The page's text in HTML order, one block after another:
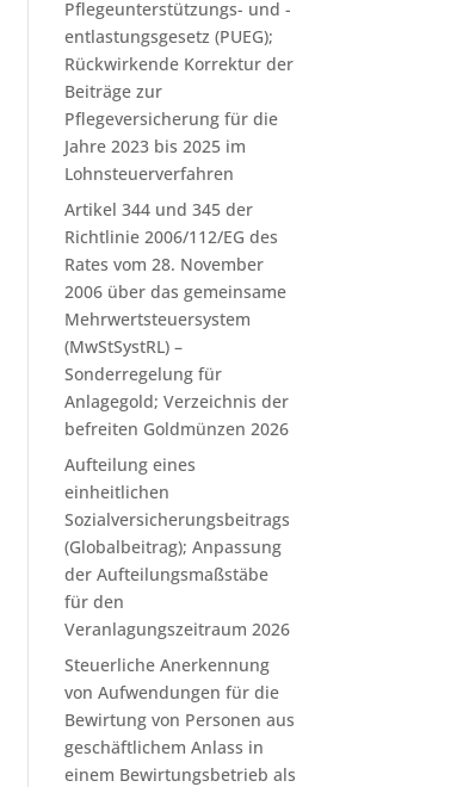
Pflegeunterstützungs- und -
entlastungsgesetz (PUEG);
Rückwirkende Korrektur der
Beiträge zur
Pflegeversicherung für die
Jahre 2023 bis 2025 im
Lohnsteuerverfahren
Artikel 344 und 345 der
Richtlinie 2006/112/EG des
Rates vom 28. November
2006 über das gemeinsame
Mehrwertsteuersystem
(MwStSystRL) –
Sonderregelung für
Anlagegold; Verzeichnis der
befreiten Goldmünzen 2026
Aufteilung eines
einheitlichen
Sozialversicherungsbeitrags
(Globalbeitrag); Anpassung
der Aufteilungsmaßstäbe
für den
Veranlagungszeitraum 2026
Steuerliche Anerkennung
von Aufwendungen für die
Bewirtung von Personen aus
geschäftlichem Anlass in
einem Bewirtungsbetrieb als